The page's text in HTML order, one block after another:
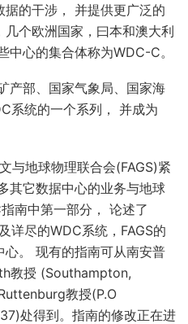
的干涉， 并提供更广泛的
个欧洲国家，曰本和澳大利
中心的集合体称为WDC-C。
产部、国家气象局、国家海
系统的一个系列， 并成为
与地球物理联合会(FAGS)紧
其它数据中心的业务与地球
南中第一部分， 论述了
详尽的WDC系统，FAGS的
。 现有的指南可从南安普
教授 (Southampton,
教授(P.O
处得到。指南的修改正在进